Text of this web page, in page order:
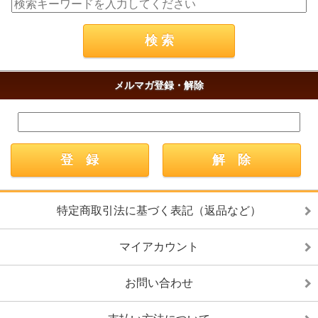
メルマガ登録・解除
特定商取引法に基づく表記（返品など）
マイアカウント
お問い合わせ